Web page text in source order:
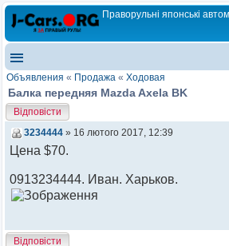
Праворульні японські
Объявления « Продажа « Ходовая
Балка передняя Mazda Axela BK
Відповісти
3234444 » 16 лютого 2017, 12:39
Цена $70.
0913234444. Иван. Харьков.
Відповісти